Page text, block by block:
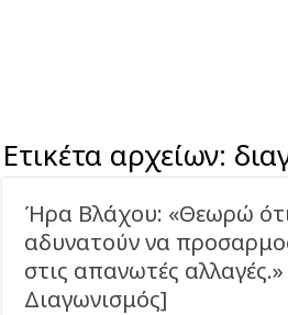
Ετικέτα αρχείων:
Ήρα Βλάχου: «Θεωρώ
αδυνατούν να
στις απανωτές
Διαγωνισμός]